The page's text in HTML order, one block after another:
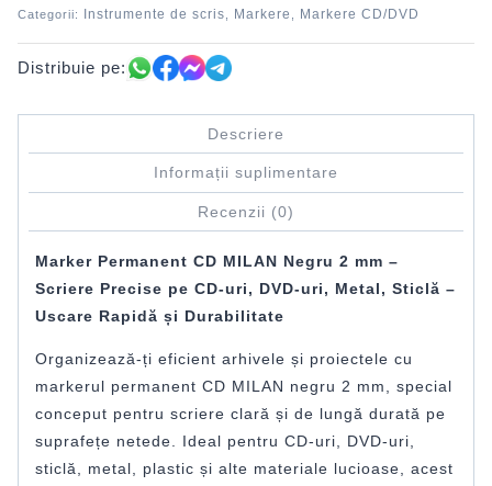
Categorii: Instrumente de scris Markere Markere CD/DVD
Distribuie pe:
Descriere
Informații suplimentare
Recenzii (0)
Marker Permanent CD MILAN Negru 2 mm –
Scriere Precise pe CD-uri, DVD-uri, Metal, Sticlă –
Uscare Rapidă și Durabilitate
Organizează-ți eficient arhivele și proiectele cu
markerul permanent CD MILAN negru 2 mm, special
conceput pentru scriere clară și de lungă durată pe
suprafețe netede. Ideal pentru CD-uri, DVD-uri,
sticlă, metal, plastic și alte materiale lucioase, acest